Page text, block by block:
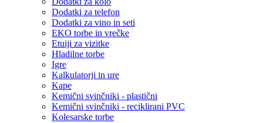
Dodatki za telefon
Dodatki za vino in seti
EKO torbe in vrečke
Etuiji za vizitke
Hladilne torbe
Igre
Kalkulatorji in ure
Kape
Kemični svinčniki - plastični
Kemični svinčniki - reciklirani PVC
Kolesarske torbe